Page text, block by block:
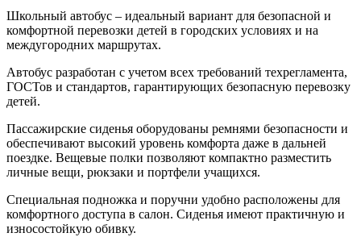
Школьный автобус – идеальный вариант для безопасной и
комфортной перевозки детей в городских условиях и на
междугородних маршрутах.
Автобус разработан с учетом всех требований техрегламента,
ГОСТов и стандартов, гарантирующих безопасную перевозку
детей.
Пассажирские сиденья оборудованы ремнями безопасности и
обеспечивают высокий уровень комфорта даже в дальней
поездке. Вещевые полки позволяют компактно разместить
личные вещи, рюкзаки и портфели учащихся.
Специальная подножка и поручни удобно расположены для
комфортного доступа в салон. Сиденья имеют практичную и
износостойкую обивку.